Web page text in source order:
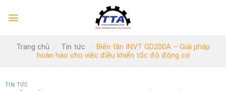
Trang chủ / Tin tức / Biến tần INVT GD200A – Giải pháp
hoàn hảo cho việc điều khiển tốc độ động cơ
TIN TỨC